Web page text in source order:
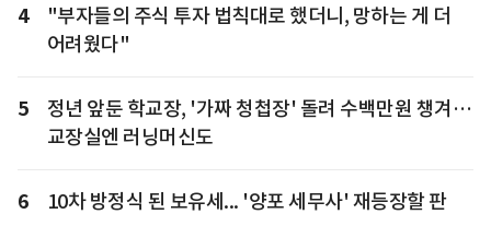
4
"부자들의 주식 투자 법칙대로 했더니, 망하는 게 더
어려웠다"
5
정년 앞둔 학교장, '가짜 청첩장' 돌려 수백만원 챙겨…
교장실엔 러닝머신도
6 10차 방정식 된 보유세... '양포 세무사' 재등장할 판